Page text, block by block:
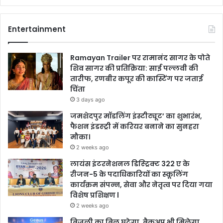
Entertainment
Ramayan Trailer पर रामानंद सागर के पोते
शिव सागर की प्रतिक्रिया: साई पल्लवी की
तारीफ, रणबीर कपूर की कास्टिंग पर जताई
चिंता
3 days ago
जमशेदपुर मॉडलिंग इंस्टीट्यूट’ का शुभारंभ,
फैशन इंडस्ट्री में करियर बनाने का सुनहरा
मौका।
2 weeks ago
लायंस इंटरनेशनल डिस्ट्रिक्ट 322 ए के
रीजन-5 के पदाधिकारियों का स्कूलिंग
कार्यक्रम संपन्न, सेवा और नेतृत्व पर दिया गया
विशेष प्रशिक्षण l
2 weeks ago